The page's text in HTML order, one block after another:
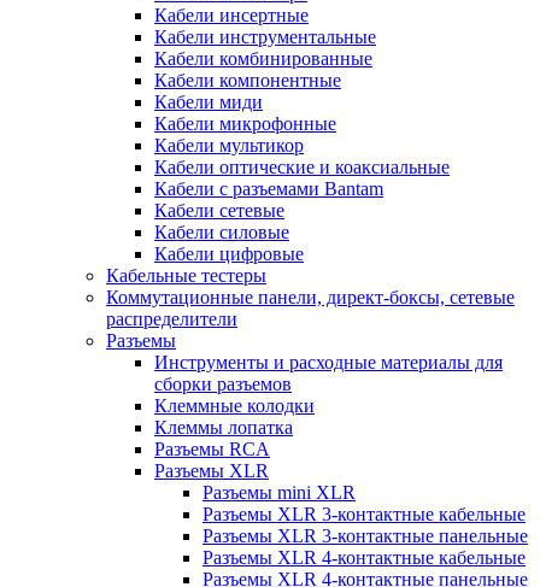
Кабели инсертные
Кабели инструментальные
Кабели комбинированные
Кабели компонентные
Кабели миди
Кабели микрофонные
Кабели мультикор
Кабели оптические и коаксиальные
Кабели с разъемами Bantam
Кабели сетевые
Кабели силовые
Кабели цифровые
Кабельные тестеры
Коммутационные панели, директ-боксы, сетевые
распределители
Разъемы
Инструменты и расходные материалы для
сборки разъемов
Клеммные колодки
Клеммы лопатка
Разъемы RCA
Разъемы XLR
Разъемы mini XLR
Разъемы XLR 3-контактные кабельные
Разъемы XLR 3-контактные панельные
Разъемы XLR 4-контактные кабельные
Разъемы XLR 4-контактные панельные